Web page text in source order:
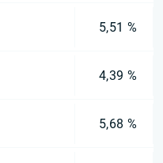
5,51 %
4,39 %
5,68 %